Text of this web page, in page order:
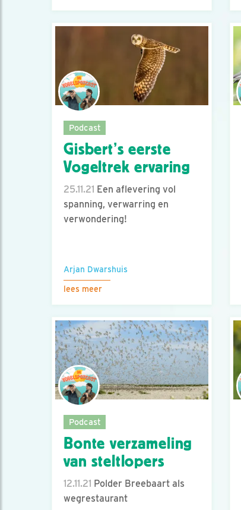
Podcast
Gisbert’s eerste
Vogeltrek ervaring
25.11.21 Een aflevering vol
spanning, verwarring en
verwondering!
Arjan Dwarshuis
lees meer
Podcast
Bonte verzameling
van steltlopers
12.11.21 Polder Breebaart als
wegrestaurant